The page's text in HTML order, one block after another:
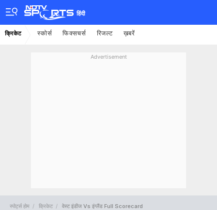
हिंदी
क्रिकेट स्कोर्स फिक्सचर्स रिजल्ट ख़बरें
Advertisement
स्पोर्ट्स होम क्रिकेट वेस्ट इंडीज Vs इंग्लैंड Full Scorecard